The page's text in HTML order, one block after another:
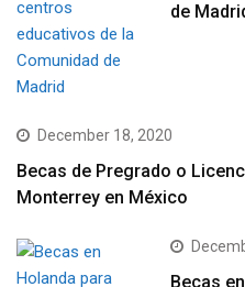
de
December 18, 2020
Becas de Pregrado o
Monterrey en México
Becas